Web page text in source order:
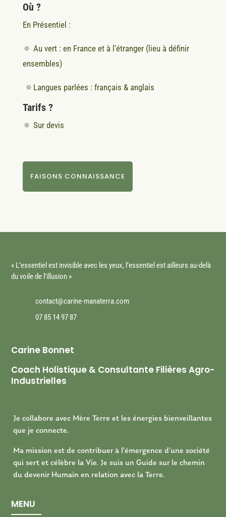
Où ?
En Présentiel :
🔅 Au vert : en France et à l’étranger (lieu à définir
ensembles)
🔅Langues parlées : français & anglais
Tarifs ?
🔅 Sur devis
FAISONS CONNAISSANCE
« L’essentiel est invisible avec les yeux, l’essentiel est ailleurs au-delà
du voile de l’illusion »
contact@carine-manaterra.com
07 85 14 97 87
Carine Bonnet
Coach Holistique & Consultante Filières Agro-
Industrielles
Je collabore avec Mère Terre et les énergies bienveillantes
que je connecte.
Ma mission est de contribuer à l’émergence d’une société
qui sert et célèbre la Vie. Je suis un Guide sur le chemin
du devenir Humain en relation avec la Terre.
MENU